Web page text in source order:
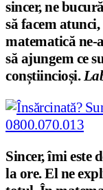
sincer, ne
să facem
matematică ne-
să ajungem ce
conștiincioși.
Sincer, îmi este
la ore. El ne